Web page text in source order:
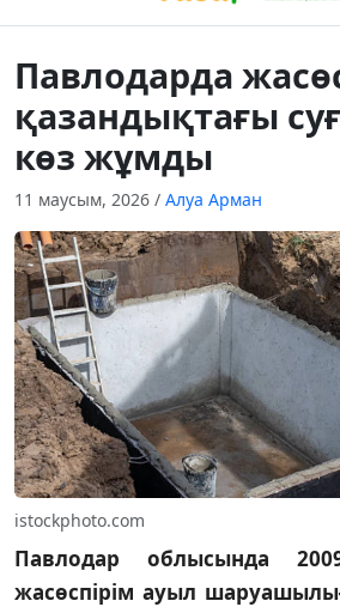
Павлодарда
қазандықтағы
көз жұмды
11 маусым, 2026 / Алуа Арман
istockphoto.com
Павлодар облысында
жасөспірім ауыл